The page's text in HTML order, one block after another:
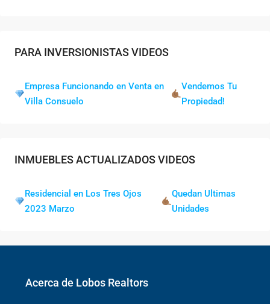
PARA INVERSIONISTAS VIDEOS
Empresa Funcionando en Venta en
Villa Consuelo
Vendemos Tu
Propiedad!
INMUEBLES ACTUALIZADOS VIDEOS
Residencial en Los Tres Ojos
2023 Marzo
Quedan Ultimas
Unidades
Acerca de Lobos Realtors